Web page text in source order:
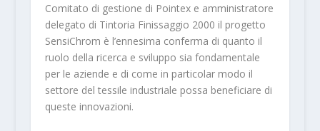
Comitato di gestione di Pointex e amministratore
delegato di Tintoria Finissaggio 2000 il progetto
SensiChrom è l’ennesima conferma di quanto il
ruolo della ricerca e sviluppo sia fondamentale
per le aziende e di come in particolar modo il
settore del tessile industriale possa beneficiare di
queste innovazioni.